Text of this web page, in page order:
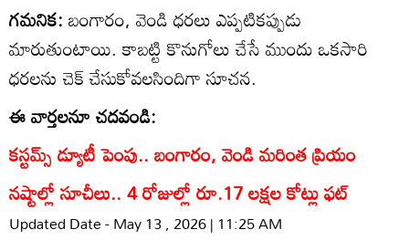
గమనిక:బంగారం, వెండి ధరలు ఎప్పటికప్పుడు
మారుతుంటాయి. కాబట్టి కొనుగోలు చేసే ముందు ఒకసారి
ధరలను చెక్ చేసుకోవలసిందిగా సూచన.
ఈ వార్తలనూ చదవండి:
కస్టమ్స్ డ్యూటీ పెంపు.. బంగారం, వెండి మరింత ప్రియం
నష్టాల్లో సూచీలు.. 4 రోజుల్లో రూ.17 లక్షల కోట్లు ఫట్‌
Updated Date - May 13 , 2026 | 11:25 AM